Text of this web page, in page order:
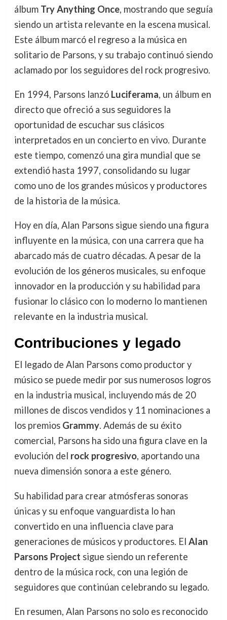
álbum Try Anything Once, mostrando que seguía
siendo un artista relevante en la escena musical.
Este álbum marcó el regreso a la música en
solitario de Parsons, y su trabajo continuó siendo
aclamado por los seguidores del rock progresivo.
En 1994, Parsons lanzó Luciferama, un álbum en
directo que ofreció a sus seguidores la
oportunidad de escuchar sus clásicos
interpretados en un concierto en vivo. Durante
este tiempo, comenzó una gira mundial que se
extendió hasta 1997, consolidando su lugar
como uno de los grandes músicos y productores
de la historia de la música.
Hoy en día, Alan Parsons sigue siendo una figura
influyente en la música, con una carrera que ha
abarcado más de cuatro décadas. A pesar de la
evolución de los géneros musicales, su enfoque
innovador en la producción y su habilidad para
fusionar lo clásico con lo moderno lo mantienen
relevante en la industria musical.
Contribuciones y legado
El legado de Alan Parsons como productor y
músico se puede medir por sus numerosos logros
en la industria musical, incluyendo más de 20
millones de discos vendidos y 11 nominaciones a
los premios Grammy. Además de su éxito
comercial, Parsons ha sido una figura clave en la
evolución del rock progresivo, aportando una
nueva dimensión sonora a este género.
Su habilidad para crear atmósferas sonoras
únicas y su enfoque vanguardista lo han
convertido en una influencia clave para
generaciones de músicos y productores. El Alan
Parsons Project sigue siendo un referente
dentro de la música rock, con una legión de
seguidores que continúan celebrando su legado.
En resumen, Alan Parsons no solo es reconocido